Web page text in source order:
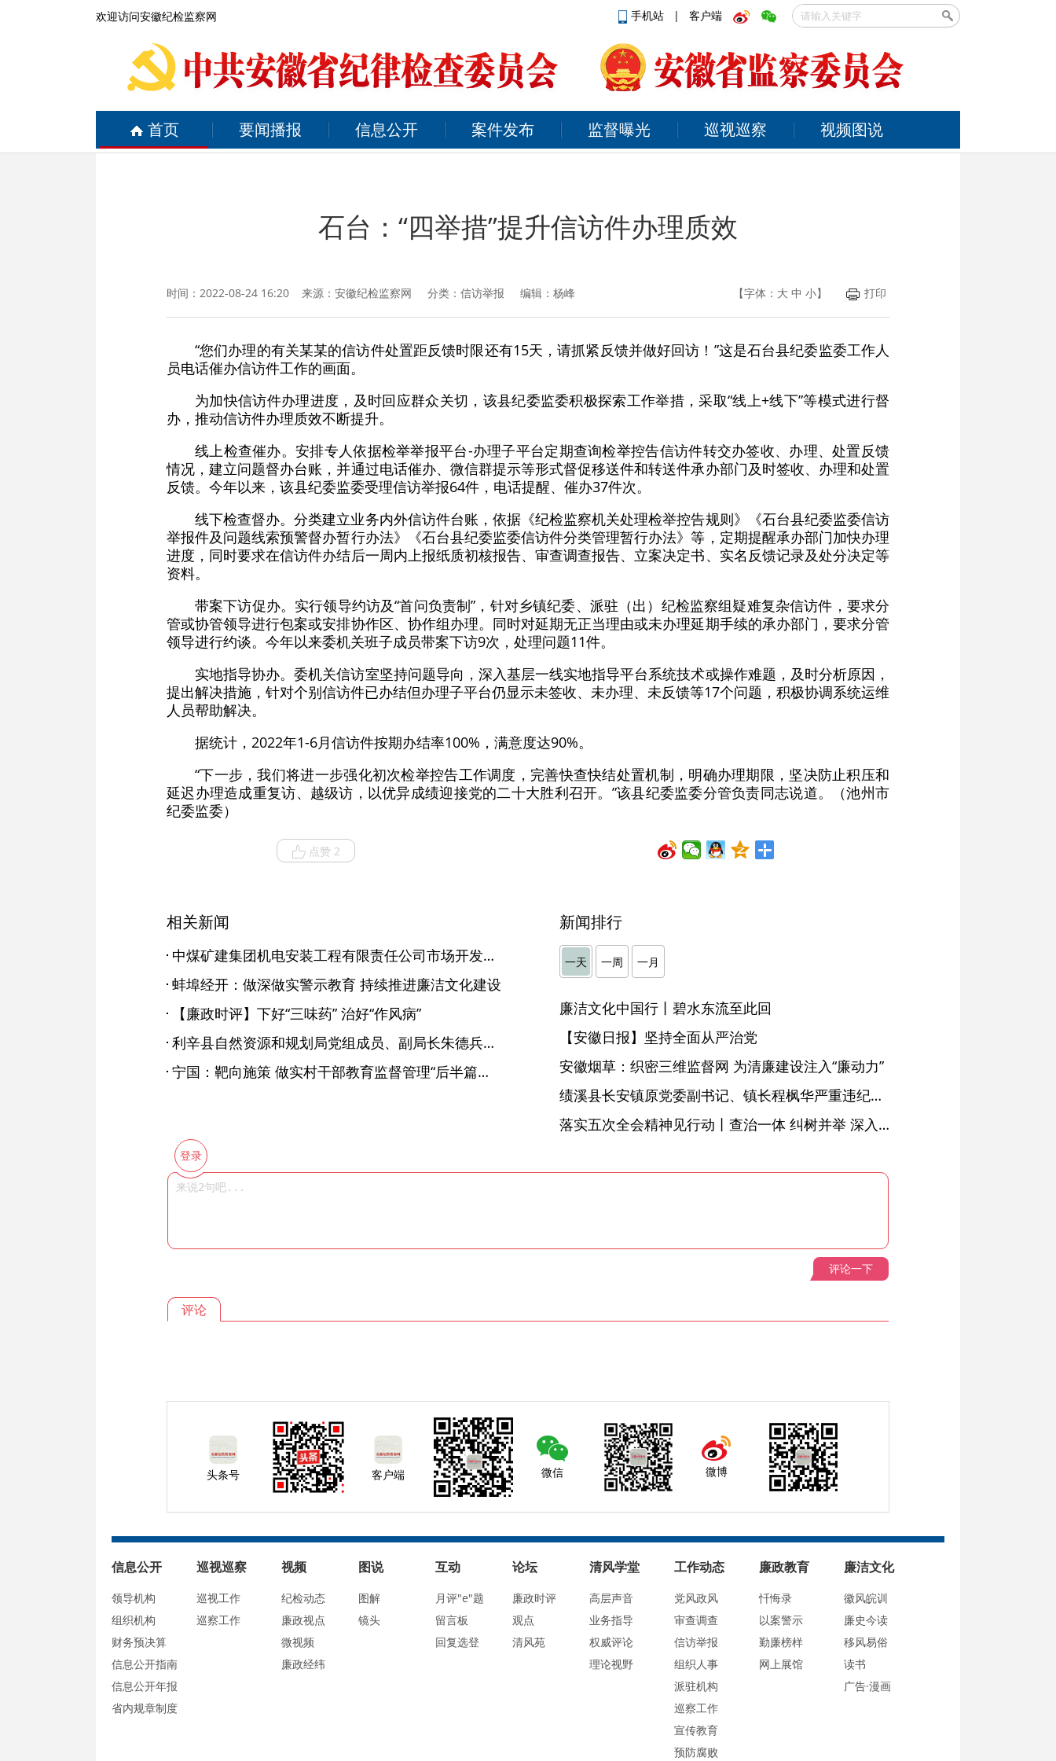
欢迎访问安徽纪检监察网 手机站 | 客户端
首页 要闻播报 信息公开 案件发布 监督曝光 巡视巡察 视频图说
石台：“四举措”提升信访件办理质效
时间：2022-08-24 16:20 来源： 安徽纪检监察网 分类：信访举报 编辑：杨峰 【字体： 大 中 小】 打印
“您们办理的有关某某的信访件处置距反馈时限还有15天，请抓紧反馈并做好回访！”这是石台县纪委监委工作人
员电话催办信访件工作的画面。
为加快信访件办理进度，及时回应群众关切，该县纪委监委积极探索工作举措，采取“线上+线下”等模式进行督
办，推动信访件办理质效不断提升。
线上检查催办。安排专人依据检举举报平台-办理子平台定期查询检举控告信访件转交办签收、办理、处置反馈
情况，建立问题督办台账，并通过电话催办、微信群提示等形式督促移送件和转送件承办部门及时签收、办理和处置
反馈。今年以来，该县纪委监委受理信访举报64件，电话提醒、催办37件次。
线下检查督办。分类建立业务内外信访件台账，依据《纪检监察机关处理检举控告规则》《石台县纪委监委信访
举报件及问题线索预警督办暂行办法》《石台县纪委监委信访件分类管理暂行办法》等，定期提醒承办部门加快办理
进度，同时要求在信访件办结后一周内上报纸质初核报告、审查调查报告、立案决定书、实名反馈记录及处分决定等
资料。
带案下访促办。实行领导约访及“首问负责制”，针对乡镇纪委、派驻（出）纪检监察组疑难复杂信访件，要求分
管或协管领导进行包案或安排协作区、协作组办理。同时对延期无正当理由或未办理延期手续的承办部门，要求分管
领导进行约谈。今年以来委机关班子成员带案下访9次，处理问题11件。
实地指导协办。委机关信访室坚持问题导向，深入基层一线实地指导平台系统技术或操作难题，及时分析原因，
提出解决措施，针对个别信访件已办结但办理子平台仍显示未签收、未办理、未反馈等17个问题，积极协调系统运维
人员帮助解决。
据统计，2022年1-6月信访件按期办结率100%，满意度达90%。
“下一步，我们将进一步强化初次检举控告工作调度，完善快查快结处置机制，明确办理期限，坚决防止积压和
延迟办理造成重复访、越级访，以优异成绩迎接党的二十大胜利召开。”该县纪委监委分管负责同志说道。（池州市
纪委监委）
点赞 2
相关新闻
中煤矿建集团机电安装工程有限责任公司市场开发部部长李令闻接受纪律审查和监察调查
蚌埠经开：做深做实警示教育 持续推进廉洁文化建设
【廉政时评】下好“三味药” 治好“作风病”
利辛县自然资源和规划局党组成员、副局长朱德兵接受纪律审查和监察调查
宁国：靶向施策 做实村干部教育监督管理“后半篇文章”
新闻排行
一天 一周 一月
廉洁文化中国行丨碧水东流至此回
【安徽日报】坚持全面从严治党
安徽烟草：织密三维监督网 为清廉建设注入“廉动力”
绩溪县长安镇原党委副书记、镇长程枫华严重违纪违法被开除党籍和公职
落实五次全会精神见行动丨查治一体 纠树并举 深入推进风腐同查同治
登录
评论一下
评论
头条号 客户端 微信 微博
信息公开
领导机构
组织机构
财务预决算
信息公开指南
信息公开年报
省内规章制度
巡视巡察
巡视工作
巡察工作
视频
纪检动态
廉政视点
微视频
廉政经纬
图说
图解
镜头
互动
月评"e"题
留言板
回复选登
论坛
廉政时评
观点
清风苑
清风学堂
高层声音
业务指导
权威评论
理论视野
工作动态
党风政风
审查调查
信访举报
组织人事
派驻机构
巡察工作
宣传教育
预防腐败
廉政教育
忏悔录
以案警示
勤廉榜样
网上展馆
廉洁文化
徽风皖训
廉史今读
移风易俗
读书
广告·漫画